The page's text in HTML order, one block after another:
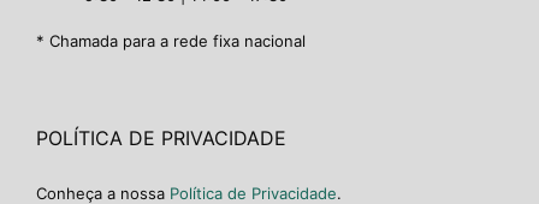
* Chamada para a rede fixa nacional
POLÍTICA DE PRIVACIDADE
Conheça a nossa Política de Privacidade.